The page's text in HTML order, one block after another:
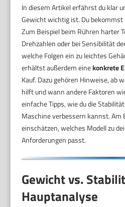
In diesem Artikel erfährst du klar
Gewicht wichtig ist. Du bekommst
Zum Beispiel beim Rühren harter
Drehzahlen oder bei Sensibilität
welche Folgen ein zu leichtes
erhältst außerdem einekonkrete
Kauf. Dazu gehören Hinweise, ab
hilft und wann andere Faktoren
einfache Tipps, wie du die
Maschine verbessern kannst. Am
einschätzen, welches Modell zu
Anforderungen passt.
Gewicht vs.
Hauptanalyse